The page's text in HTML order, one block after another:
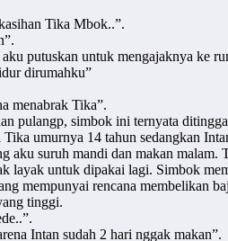
Tika Mbok..”.
putuskan untuk mengajaknya ke
dirumahku”
menabrak Tika”.
pulangp, simbok ini ternyata
umurnya 14 tahun sedangkan
aku suruh mandi dan makan
layak untuk dipakai lagi. Simbok
mempunyai rencana membelikan
tinggi.
Intan sudah 2 hari nggak makan”.